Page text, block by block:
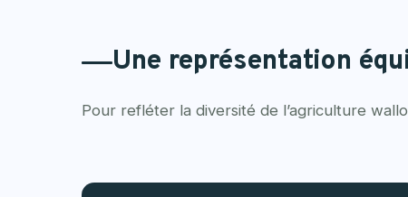
Une représentation
Pour refléter la diversité de l’agriculture